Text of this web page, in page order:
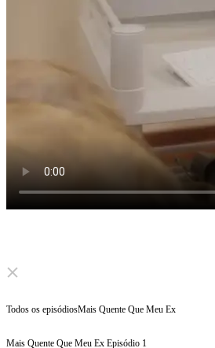
Click to unmute
Todos os episódiosMais Quente Que Meu Ex
Mais Quente Que Meu Ex Episódio 1